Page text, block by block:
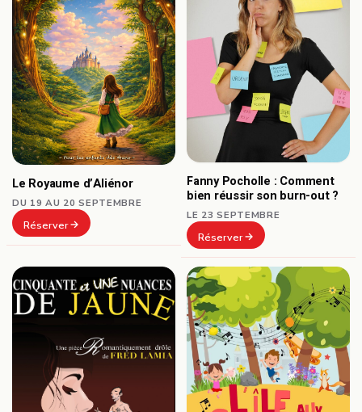
Le Royaume d’Aliénor
DU 19 AU 20 SEPTEMBRE
Réserver
Fanny Pocholle : Comment
bien réussir son burn-out ?
LE 23 SEPTEMBRE
Réserver